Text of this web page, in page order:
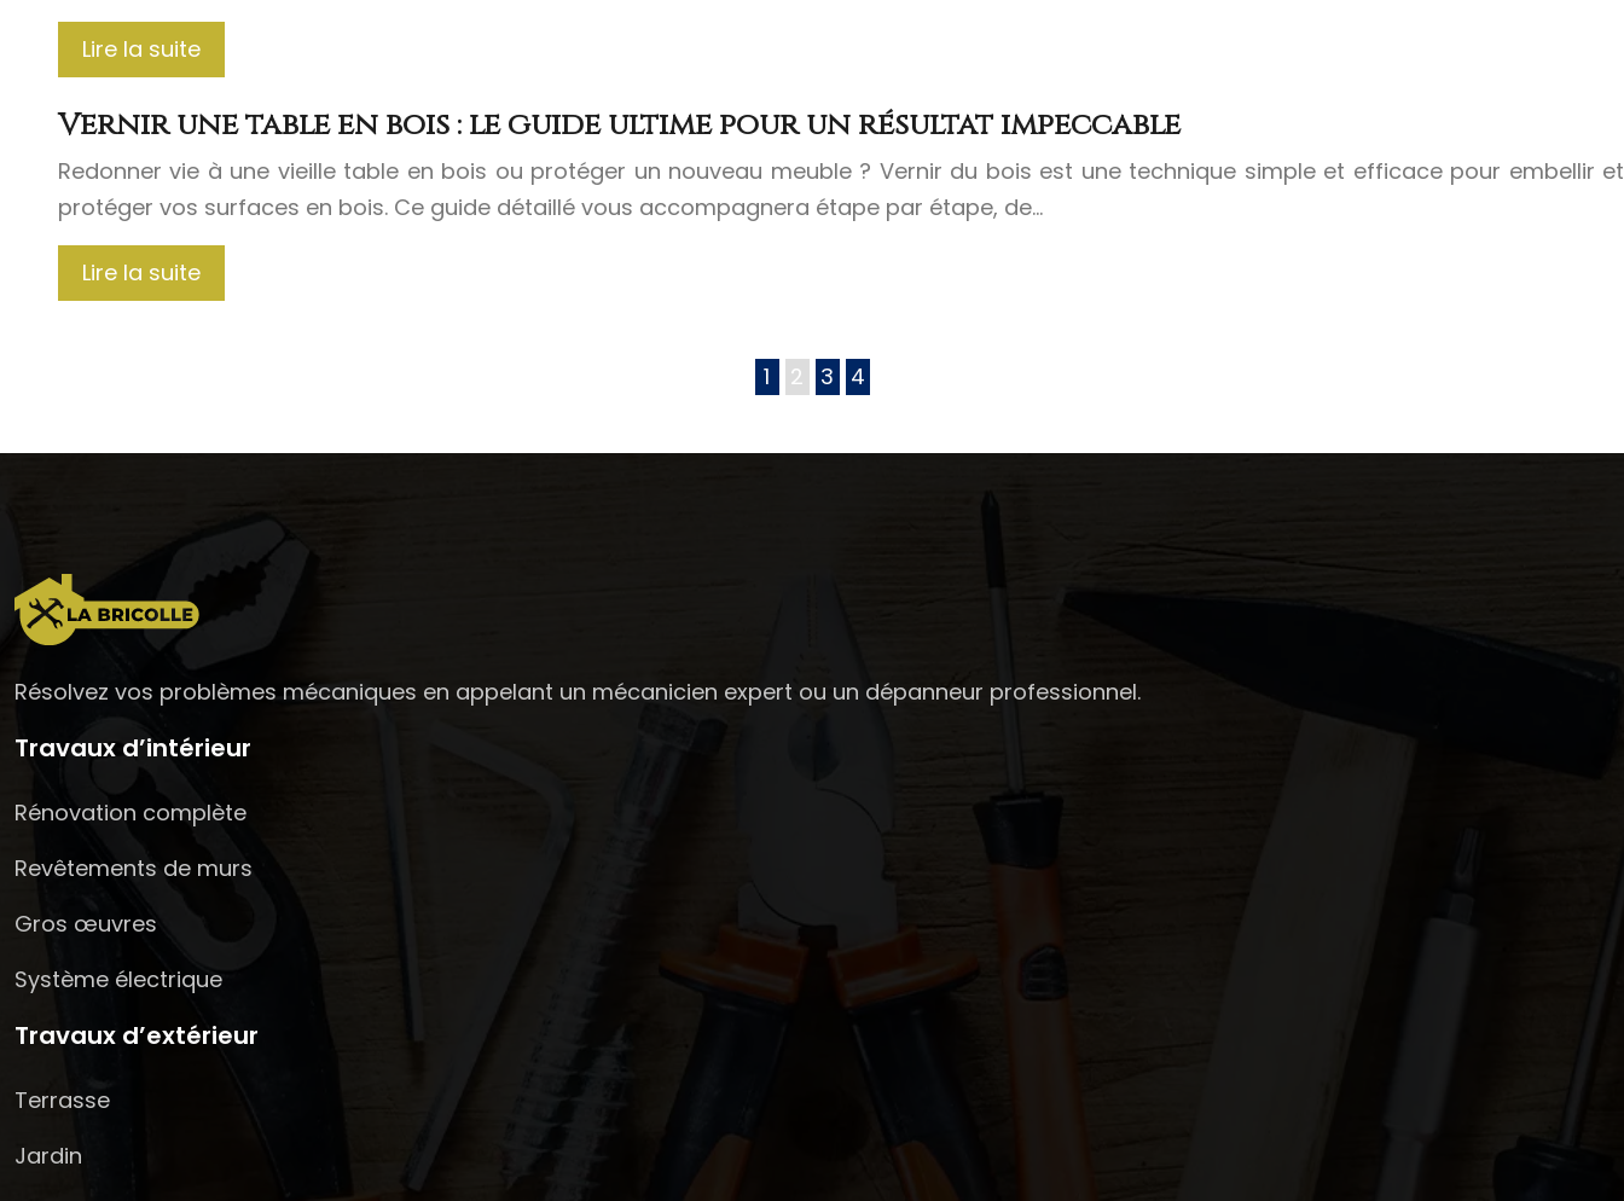
Lire la suite
Vernir une table en bois : le guide ultime pour un résultat impeccable
Redonner vie à une vieille table en bois ou protéger un nouveau meuble ? Vernir du bois est une technique simple et efficace pour embellir et
protéger vos surfaces en bois. Ce guide détaillé vous accompagnera étape par étape, de…
Lire la suite
1 2 3 4
Résolvez vos problèmes mécaniques en appelant un mécanicien expert ou un dépanneur professionnel.
Travaux d’intérieur
Rénovation complète
Revêtements de murs
Gros œuvres
Système électrique
Travaux d’extérieur
Terrasse
Jardin